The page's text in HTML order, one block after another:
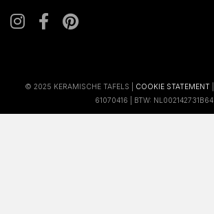
© 2025 KERAMISCHE TAFELS | COOKIE STATEMENT
61070416 | BTW: NL002142731B64